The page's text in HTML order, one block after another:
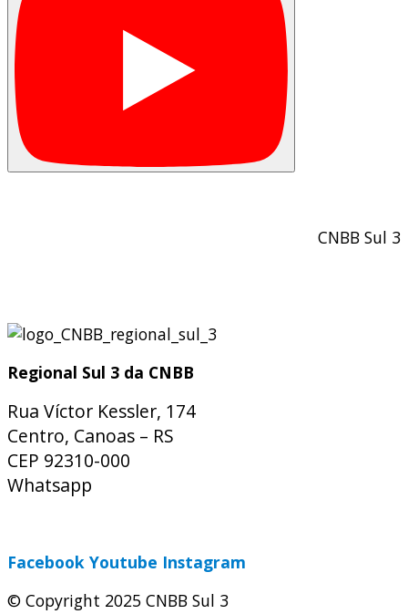
CNBB Sul 3
Regional Sul 3 da CNBB
Rua Víctor Kessler, 174
Centro, Canoas – RS
CEP 92310-000
Whatsapp
Facebook Youtube Instagram
© Copyright 2025 CNBB Sul 3